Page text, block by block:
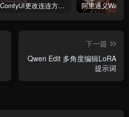
ComfyUI更改连连方式为直线连接
下一篇
Qwen Edit 多角度编辑LoRA
提示词